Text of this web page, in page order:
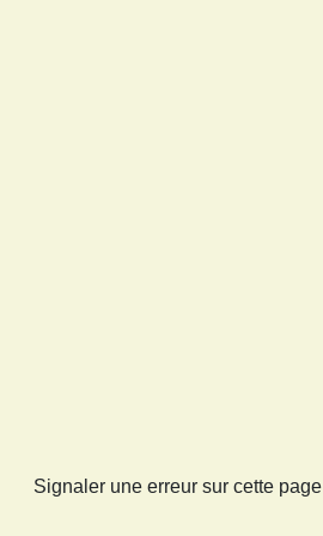
Signaler une erreur sur cette page